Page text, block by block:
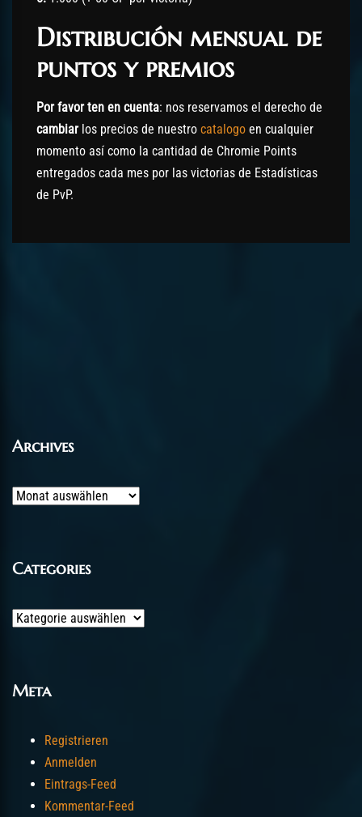
Distribución mensual de
puntos y premios
Por favor ten en cuenta: nos reservamos el derecho de
cambiarlos precios de nuestro catalogo en cualquier
momento así como la cantidad de Chromie Points
entregados cada mes por las victorias de Estadísticas
de PvP.
Archives
Archives
Categories
Categories
Meta
Registrieren
Anmelden
Eintrags-Feed
Kommentar-Feed